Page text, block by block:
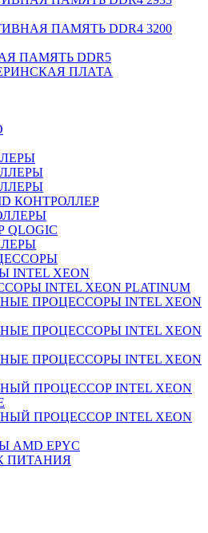
ПАМЯТЬ DDR4 3200
ПАМЯТЬ DDR5
ПЛАТА
КОНТРОЛЛЕР
XEON
INTEL XEON PLATINUM
ПРОЦЕССОРЫ INTEL XEON
ПРОЦЕССОРЫ INTEL XEON
ПРОЦЕССОРЫ INTEL XEON
ПРОЦЕССОР INTEL XEON
ПРОЦЕССОР INTEL XEON
AMD EPYC
ПИТАНИЯ